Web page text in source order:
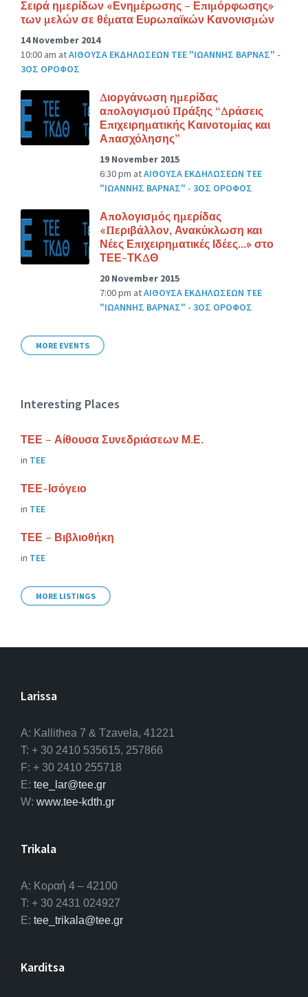
Σειρά ημερίδων «Ενημέρωσης – Επιμόρφωσης»
των μελών σε θέματα Ευρωπαϊκών Κανονισμών
14 November 2014
10:00 am atΑΙΘΟΥΣΑ ΕΚΔΗΛΩΣΕΩΝ ΤΕΕ "ΙΩΑΝΝΗΣ ΒΑΡΝΑΣ" -
3ΟΣ ΟΡΟΦΟΣ
Διοργάνωση ημερίδας
απολογισμού Πράξης “Δράσεις
Επιχειρηματικής Καινοτομίας και
Απασχόλησης”
19 November 2015
6:30 pm atΑΙΘΟΥΣΑ ΕΚΔΗΛΩΣΕΩΝ ΤΕΕ
"ΙΩΑΝΝΗΣ ΒΑΡΝΑΣ" - 3ΟΣ ΟΡΟΦΟΣ
Απολογισμός ημερίδας
«Περιβάλλον, Ανακύκλωση και
Νέες Επιχειρηματικές Ιδέες…» στο
ΤΕΕ-ΤΚΔΘ
20 November 2015
7:00 pm atΑΙΘΟΥΣΑ ΕΚΔΗΛΩΣΕΩΝ ΤΕΕ
"ΙΩΑΝΝΗΣ ΒΑΡΝΑΣ" - 3ΟΣ ΟΡΟΦΟΣ
MORE EVENTS
Interesting Places
ΤΕΕ – Αίθουσα Συνεδριάσεων Μ.Ε.
in ΤΕΕ
ΤΕΕ-Ισόγειο
in ΤΕΕ
ΤΕΕ – Βιβλιοθήκη
in ΤΕΕ
MORE LISTINGS
Larissa
A: Kallithea 7 & Tzavela, 41221
T: + 30 2410 535615, 257866
F: + 30 2410 255718
E: tee_lar@tee.gr
W: www.tee-kdth.gr
Trikala
Α: Κοραή 4 – 42100
T: + 30 2431 024927
E: tee_trikala@tee.gr
Karditsa